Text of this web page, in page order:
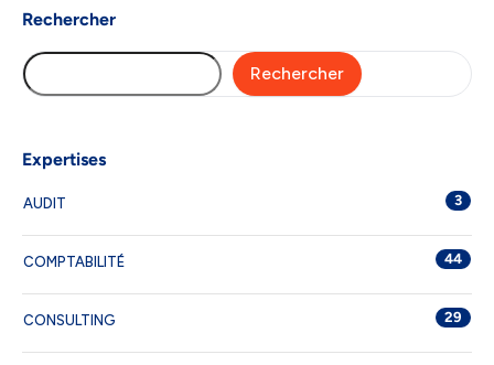
Rechercher
Rechercher
Expertises
AUDIT 3
COMPTABILITÉ 44
CONSULTING 29